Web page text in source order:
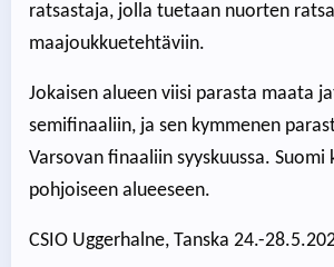
ratsastaja, jolla tuetaan nuorten
maajoukkuetehtäviin.
Jokaisen alueen viisi parasta maata
semifinaaliin, ja sen kymmenen
Varsovan finaaliin syyskuussa. Suomi
pohjoiseen alueeseen.
CSIO Uggerhalne, Tanska 24.-